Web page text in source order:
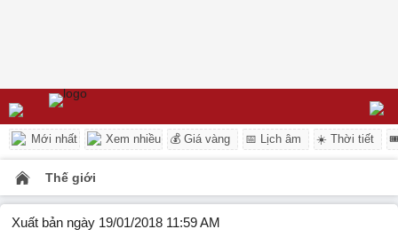
Mới nhất Xem nhiều 💰 Giá vàng 📅 Lịch âm ☀️ Thời tiết
Thế giới
Xuất bản ngày 19/01/2018 11:59 AM